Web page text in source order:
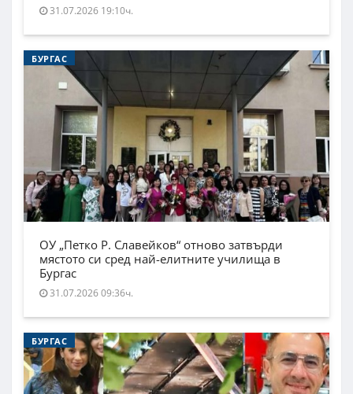
31.07.2026 19:10ч.
БУРГАС
ОУ „Петко Р. Славейков“ отново затвърди
мястото си сред най-елитните училища в
Бургас
31.07.2026 09:36ч.
БУРГАС